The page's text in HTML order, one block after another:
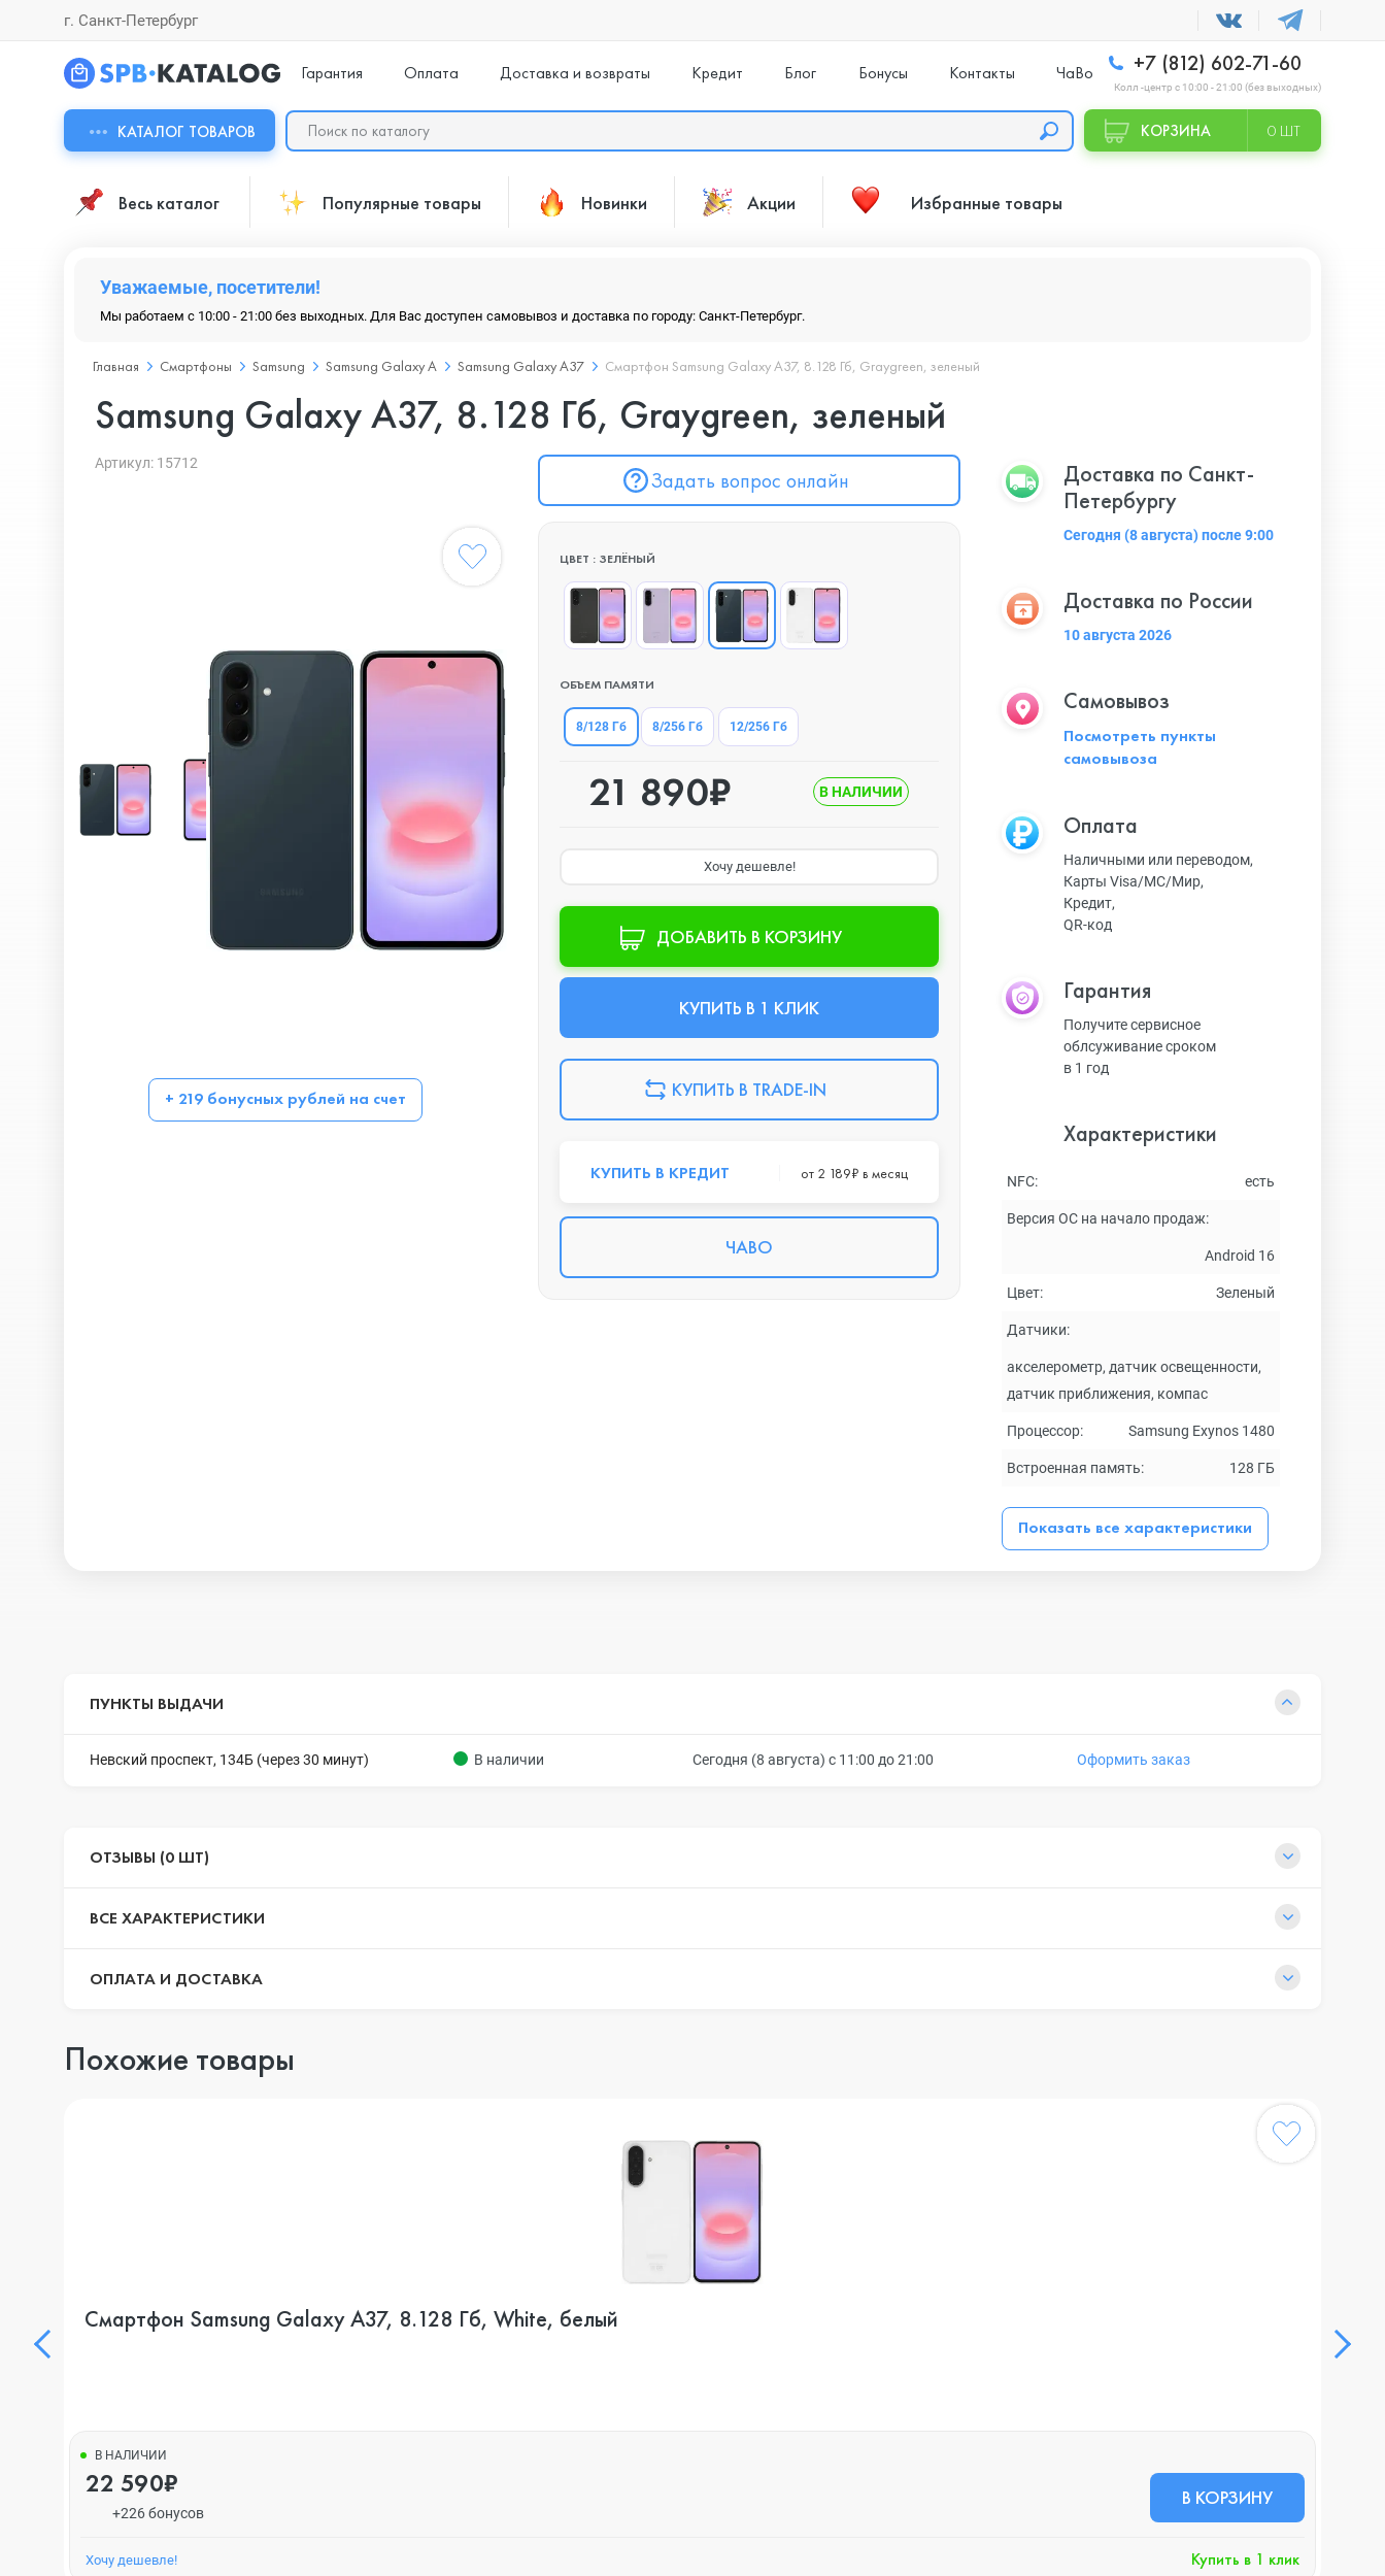
г. Санкт-Петербург
Гарантия Оплата Доставка и возвраты Кредит Блог Бонусы Контакты ЧаВо +7 (812) 602-71-60
Колл -центр с 10:00 - 21:00 (без выходных)
КАТАЛОГ ТОВАРОВ КОРЗИНА 0 ШТ
Весь каталог Популярные товары Новинки Акции Избранные товары
Уважаемые, посетители!
Мы работаем с 10:00 - 21:00 без выходных. Для Вас доступен самовывоз и доставка по городу: Санкт-Петербург.
Главная Смартфоны Samsung Samsung Galaxy A Samsung Galaxy A37 Смартфон Samsung Galaxy A37, 8.128 Гб, Graygreen, зеленый
Samsung Galaxy A37, 8.128 Гб, Graygreen, зеленый
Артикул: 15712
Задать вопрос онлайн
+ 219 бонусных рублей на счет
ЦВЕТ : ЗЕЛЁНЫЙ
ОБЪЕМ ПАМЯТИ
8/128 Гб 8/256 Гб 12/256 Гб
21 890₽ В НАЛИЧИИ
Хочу дешевле!
ДОБАВИТЬ В КОРЗИНУ
КУПИТЬ В 1 КЛИК
КУПИТЬ В TRADE-IN
КУПИТЬ В КРЕДИТ от 2 189₽ в месяц
ЧАВО
Доставка по Санкт-
Петербургу
Сегодня (8 августа) после 9:00
Доставка по России
10 августа 2026
Самовывоз
Посмотреть пункты
самовывоза
Оплата
Наличными или переводом,
Карты Visa/MC/Мир,
Кредит,
QR-код
Гарантия
Получите сервисное
облсуживание сроком
в 1 год
Характеристики
NFC: есть
Версия ОС на начало продаж:
Android 16
Цвет: Зеленый
Датчики:
акселерометр, датчик освещенности,
датчик приближения, компас
Процессор: Samsung Exynos 1480
Встроенная память: 128 ГБ
Показать все характеристики
ПУНКТЫ ВЫДАЧИ
Невский проспект, 134Б (через 30 минут) В наличии Сегодня (8 августа) с 11:00 до 21:00 Оформить заказ
ОТЗЫВЫ (0 ШТ)
ВСЕ ХАРАКТЕРИСТИКИ
ОПЛАТА И ДОСТАВКА
Похожие товары
Смартфон Samsung Galaxy A37, 8.128 Гб, White, белый
В НАЛИЧИИ
22 590₽
+226 бонусов
В КОРЗИНУ
Хочу дешевле! Купить в 1 клик